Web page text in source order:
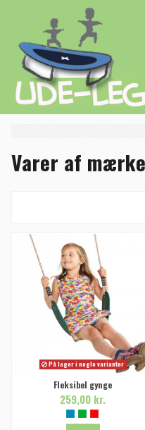
Varer af
På lager i nogle varianter
Fleksibel gynge
259,00 kr.